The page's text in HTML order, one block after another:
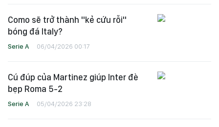
Como sẽ trở thành "kẻ cứu rỗi"
bóng đá Italy?
Serie A 06/04/2026 00:17
Cú đúp của Martinez giúp Inter đè
bẹp Roma 5-2
Serie A 05/04/2026 23:28